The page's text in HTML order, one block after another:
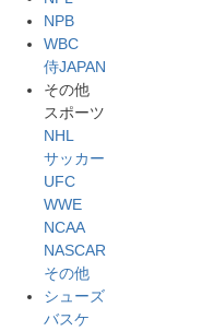
NPB
WBC
侍JAPAN
その他
スポーツ
NHL
サッカー
UFC
WWE
NCAA
NASCAR
その他
シューズ
バスケ